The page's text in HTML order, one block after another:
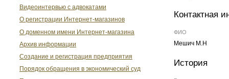
Видеоинтервью с адвокатами
О регистрации Интернет-магазинов
О доменном имени Интернет-магазина
Архив информации
Создание и регистрация предприятия
Порядок обращения в экономический суд
Контактная
ФИО
Мешич М.Н
История